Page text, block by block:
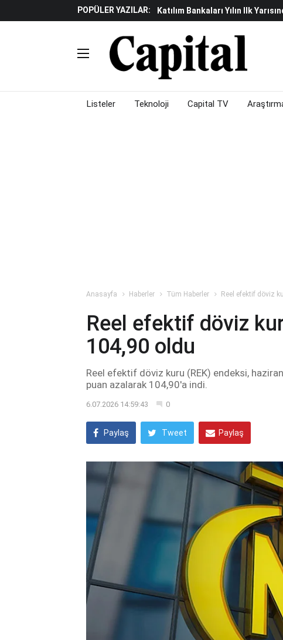
POPÜLER YAZILAR:
Katılım Bankaları Yılın Ilk
Küresel Piyasalarda Gelecek
Verisine Çevrildi
Altınay Savunma Grubu C-Level
Çalışma Alanları Konser
Listeler Teknoloji Capital TV
Anasayfa Haberler Tüm Haberler Reel efektif döviz
Reel efektif döviz
104,90 oldu
Reel efektif döviz kuru (REK) endeksi,
puan azalarak 104,90'a indi.
6.07.2026 14:59:43 0
Paylaş Tweet Paylaş